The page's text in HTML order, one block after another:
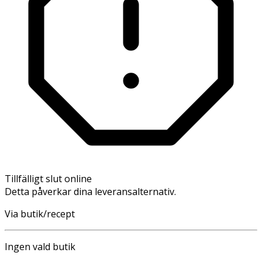
Tillfälligt slut online
Detta påverkar dina leveransalternativ.
Via butik/recept
Ingen vald butik